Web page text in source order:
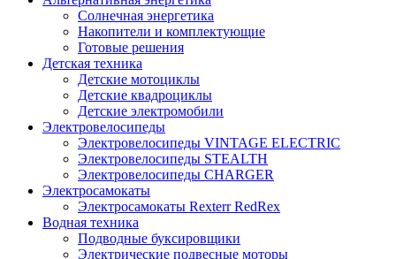
Солнечная энергетика
Накопители и комплектующие
Готовые решения
Детская техника
Детские мотоциклы
Детские квадроциклы
Детские электромобили
Электровелосипеды
Электровелосипеды VINTAGE ELECTRIC
Электровелосипеды STEALTH
Электровелосипеды CHARGER
Электросамокаты
Электросамокаты Rexterr RedRex
Водная техника
Подводные буксировщики
Электрические подвесные моторы